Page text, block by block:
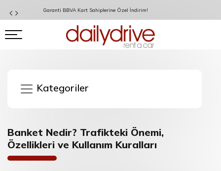
Garanti BBVA Kart Sahiplerine Özel İndirim!
Banket Nedir? Trafikteki Önemi,
Özellikleri ve Kullanım Kuralları
Kategoriler